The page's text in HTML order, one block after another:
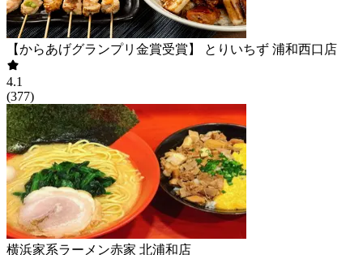
【からあげグランプリ金賞受賞】 とりいちず 浦和西口店
4.1
(377)
横浜家系ラーメン赤家 北浦和店